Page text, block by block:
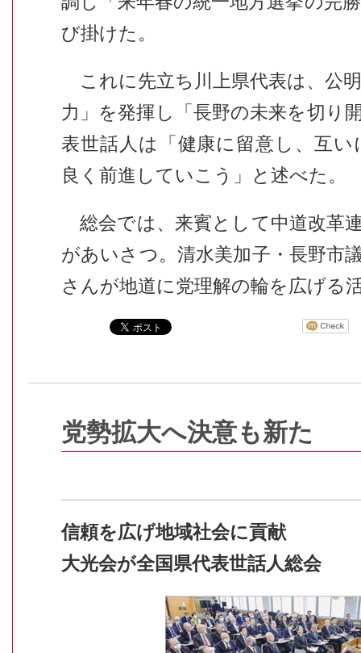
び掛けた。
これに先立ち川上県代表は、公
力」を発揮し「長野の未来を切り
表世話人は「健康に留意し、互
良く前進していこう」と述べた。
総会では、来賓として中道改革
があいさつ。清水美加子・長野市
さんが地道に党理解の輪を広げる
党勢拡大へ決意も新た
信頼を広げ地域社会に貢献
大光会が全国県代表世話人総会